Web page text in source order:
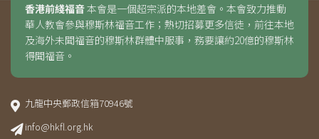
香港前綫福音本會是一個超宗派的本地差會。本會致力推動
華人教會參與穆斯林福音工作；熱切招募更多信徒，前往本地
及海外未聞福音的穆斯林群體中服事，務要讓約20億的穆斯林
得聞福音。
九龍中央郵政信箱70946號
info@hkfl.org.hk